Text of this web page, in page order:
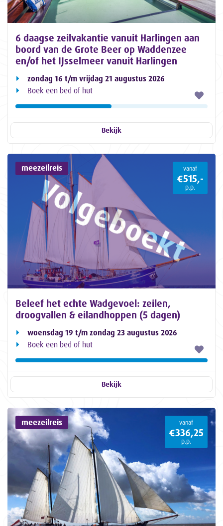
6 daagse zeilvakantie vanuit Harlingen aan
boord van de Grote Beer op Waddenzee
en/of het IJsselmeer vanuit Harlingen
zondag 16 t/m vrijdag 21 augustus 2026
Boek een bed of hut
Bekijk
meezeilreis vanaf
€515,-
p.p.
Beleef het echte Wadgevoel: zeilen,
droogvallen & eilandhoppen (5 dagen)
woensdag 19 t/m zondag 23 augustus 2026
Boek een bed of hut
Bekijk
meezeilreis vanaf
€336,25
p.p.